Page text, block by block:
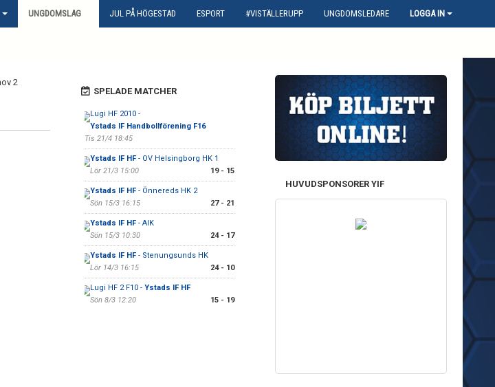
UNGDOMSLAG JUL PÅ HÖGESTAD ESPORT #VISTÄLLERUPP UNGDOMSLEDARE LOGGA IN
SPELADE MATCHER
Lugi HF 2010 -
Ystads IF Handbollförening F16
Tis 21/4 18:45
Ystads IF HF- OV Helsingborg HK 1
Lör 21/3 15:00
19 - 15
Ystads IF HF- Önnereds HK 2
Sön 15/3 16:15
27 - 21
Ystads IF HF- AIK
Sön 15/3 10:30
24 - 17
Ystads IF HF- Stenungsunds HK
Lör 14/3 16:15
24 - 10
Lugi HF 2 F10 - Ystads IF HF
Sön 8/3 12:20
15 - 19
HUVUDSPONSORER YIF